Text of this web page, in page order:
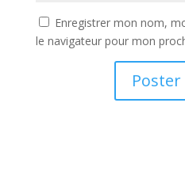
Enregistrer mon nom,
le navigateur pour mon